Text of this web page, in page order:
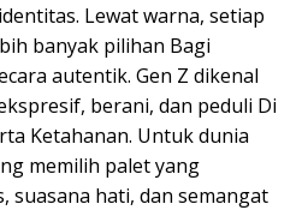
Lewat warna, setiap
banyak pilihan Bagi
autentik. Gen Z dikenal
berani, dan peduli Di
Ketahanan. Untuk dunia
memilih palet yang
suasana hati, dan semangat